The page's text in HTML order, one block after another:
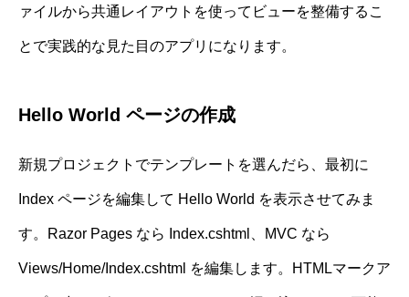
ァイルから共通レイアウトを使ってビューを整備するこ
とで実践的な見た目のアプリになります。
Hello World ページの作成
新規プロジェクトでテンプレートを選んだら、最初に
Index ページを編集して Hello World を表示させてみま
す。Razor Pages なら Index.cshtml、MVC なら
Views/Home/Index.cshtml を編集します。HTMLマークア